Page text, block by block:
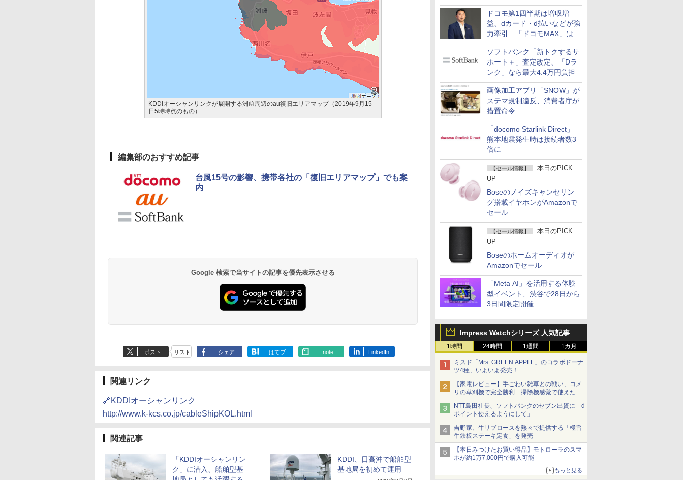
ど注目機種の特徴は
ドコモ第1四半期は増収増
益、dカード・d払いなどが強
力牽引 「ドコモMAX」は
400万契約突破
ソフトバンク「新トクするサ
ポート＋」査定改定、「Dラ
ンク」なら最大4.4万円負担
画像加工アプリ「SNOW」が
ステマ規制違反、消費者庁が
措置命令
「docomo Starlink Direct」
熊本地震発生時は接続者数3
倍に
【セール情報】
本日のPICK
UP
Boseのノイズキャンセリン
グ搭載イヤホンがAmazonで
セール
【セール情報】
本日のPICK
UP
Boseのホームオーディオが
Amazonでセール
「Meta AI」を活用する体験
型イベント、渋谷で28日から
3日間限定開催
Impress Watchシリーズ 人気記事
1時間 24時間 1週間 1カ月
ミスド「Mrs. GREEN APPLE」のコラボドーナ
ツ4種、いよいよ発売！
【家電レビュー】手ごわい雑草との戦い、コメ
リの草刈機で完全勝利 掃除機感覚で使えた
NTT島田社長、ソフトバンクのセブン出資に「d
ポイント使えるようにして」
吉野家、牛リブロースを熱々で提供する「極旨
牛鉄板ステーキ定食」を発売
【本日みつけたお買い得品】モトローラのスマ
ホが約1万7,000円で購入可能
もっと見る
KDDIオーシャンリンクが展開する洲﨑周辺のau復旧エリアマップ（2019年9月15
日5時時点のもの）
編集部のおすすめ記事
台風15号の影響、携帯各社の「復旧エリアマップ」でも案
内
Google 検索で当サイトの記事を優先表示させる
ポスト リスト シェア はてブ note LinkedIn
関連リンク
🔗KDDIオーシャンリンク
http://www.k-kcs.co.jp/cableShipKOL.html
関連記事
「KDDIオーシャンリン
ク」に潜入、船舶型基
KDDI、日高沖で船舶型
基地局を初めて運用